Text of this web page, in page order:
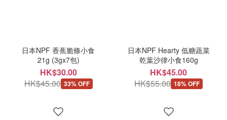
日本NPF 香蕉脆條小食
21g (3gx7包)
HK$30.00
HK$45.00 33% OFF
日本NPF Hearty 低糖蔬菜
乾葉沙律小食160g
HK$45.00
HK$55.00 18% OFF